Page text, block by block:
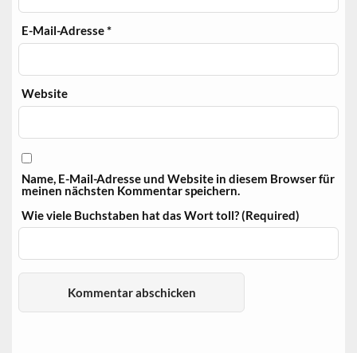
E-Mail-Adresse*
Website
Name, E-Mail-Adresse und Website in diesem Browser für
meinen nächsten Kommentar speichern.
Wie viele Buchstaben hat das Wort toll? (Required)